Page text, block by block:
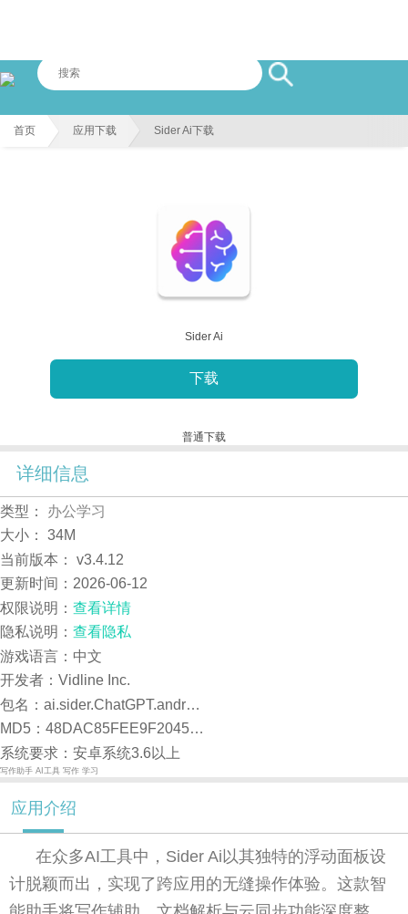
首页 应用下载 Sider Ai下载
Sider Ai
下载
普通下载
详细信息
类型：
办公学习
大小：
34M
当前版本：
v3.4.12
更新时间： 2026-06-12
权限说明： 查看详情
隐私说明： 查看隐私
游戏语言：中文
开发者：Vidline Inc.
包名：ai.sider.ChatGPT.android
MD5：48DAC85FEE9F204587060BB2ED8B4DDF
系统要求：安卓系统3.6以上
写作助手 AI工具 写作 学习
应用介绍
在众多AI工具中，Sider Ai以其独特的浮动面板设
计脱颖而出，实现了跨应用的无缝操作体验。这款智